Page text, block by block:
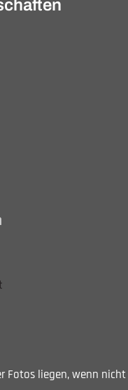
Fotos liegen, wenn